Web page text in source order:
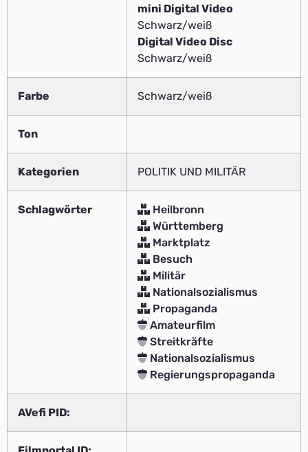
mini Digital Video
Schwarz/weiß
Digital Video Disc
Schwarz/weiß
Farbe Schwarz/weiß
Ton
Kategorien POLITIK UND MILITÄR
Schlagwörter
Heilbronn
Württemberg
Marktplatz
Besuch
Militär
Nationalsozialismus
Propaganda
Amateurfilm
Streitkräfte
Nationalsozialismus
Regierungspropaganda
AVefi PID: